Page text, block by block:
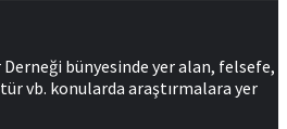
bünyesinde yer alan, felsefe,
vb. konularda araştırmalara yer